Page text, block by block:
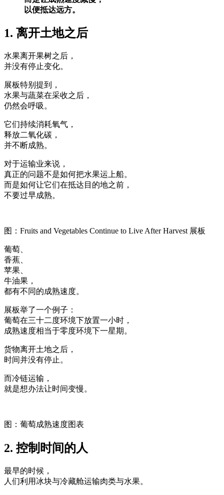
以便抵达远方。
1. 离开土地之后
水果离开果树之后，
并没有停止变化。
展板特别提到，
水果与蔬菜在采收之后，
仍然会呼吸。
它们持续消耗氧气，
释放二氧化碳，
并不断成熟。
对于运输业来说，
真正的问题不是如何把水果运上船。
而是如何让它们在抵达目的地之前，
不要过早成熟。
图：Fruits and Vegetables Continue to Live After Harvest 展板
葡萄、
香蕉、
苹果、
牛油果，
都有不同的成熟速度。
展板举了一个例子：
葡萄在三十二度环境下放置一小时，
成熟速度相当于零度环境下一星期。
货物离开土地之后，
时间并没有停止。
而冷链运输，
就是想办法让时间变慢。
图：葡萄成熟速度图表
2. 控制时间的人
最早的时候，
人们利用冰块与冷藏舱运输肉类与水果。